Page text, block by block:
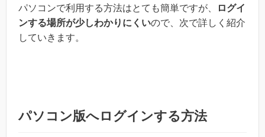
パソコンで利用する方法はとても簡単ですが、
ログイ
ンする場所が少しわかりにくいので、次で詳しく紹介
していきます。
パソコン版へログインする方法